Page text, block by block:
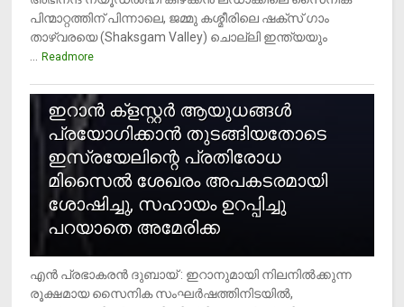
പിന്മാറ്റത്തിന് പിന്നാലെ, ജമ്മു കശ്മീരിലെ ഷക്സ് ​ഗാം
താഴ്‌വരയെ (Shaksgam Valley) ചൊല്ലി ഇന്ത്യയും
Readmore
ഇറാന്‍ ക്‌ളസ്റ്റര്‍ ആയുധങ്ങള്‍
പ്രയോഗിക്കാന്‍ തുടങ്ങിയതോടെ
ഇസ്രയേലിന്റെ പ്രതിരോധ
മിസൈല്‍ ശേഖരം അപകടരമായി
ശോഷിച്ചു, സഹായം ഉറപ്പിച്ചു
പറയാതെ അമേരിക്ക
എന്‍ പ്രഭാകരന്‍ ദുബായ് : ഇറാനുമായി നിലനില്‍ക്കുന്ന
രൂക്ഷമായ സൈനിക സംഘര്‍ഷത്തിനിടയില്‍,